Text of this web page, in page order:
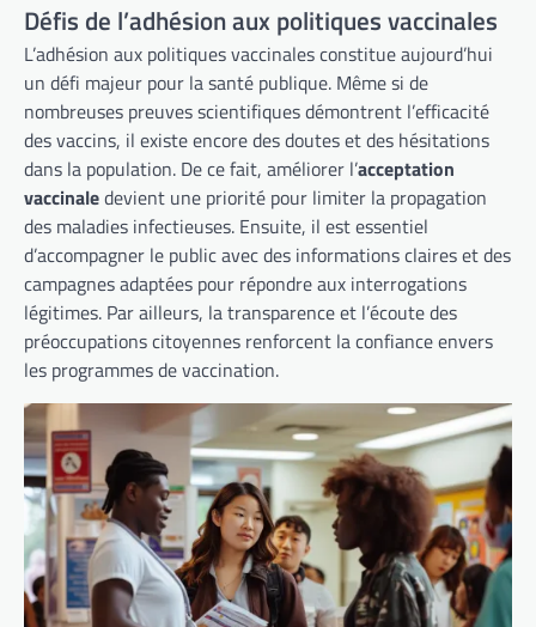
Défis de l’adhésion aux politiques vaccinales
L’adhésion aux politiques vaccinales constitue aujourd’hui
un défi majeur pour la santé publique. Même si de
nombreuses preuves scientifiques démontrent l’efficacité
des vaccins, il existe encore des doutes et des hésitations
dans la population. De ce fait, améliorer l’acceptation
vaccinaledevient une priorité pour limiter la propagation
des maladies infectieuses. Ensuite, il est essentiel
d’accompagner le public avec des informations claires et des
campagnes adaptées pour répondre aux interrogations
légitimes. Par ailleurs, la transparence et l’écoute des
préoccupations citoyennes renforcent la confiance envers
les programmes de vaccination.